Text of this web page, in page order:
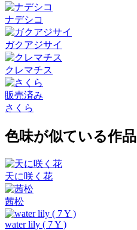
ナデシコ
ガクアジサイ
クレマチス
販売済み
さくら
色味が似ている作品
天に咲く花
茜松
water lily ( 7 Y )